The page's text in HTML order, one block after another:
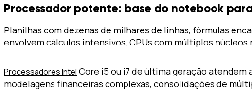
Processador potente: base do notebook
Planilhas com dezenas de milhares de linhas, fórmulas
envolvem cálculos intensivos, CPUs com múltiplos
Processadores Intel Core i5 ou i7 de última geração
modelagens financeiras complexas, consolidações de